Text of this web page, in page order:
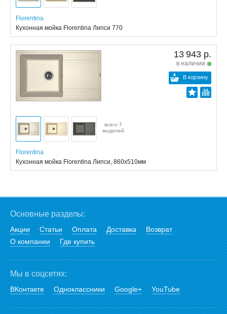
Florentina
Кухонная мойка Florentina Липси 770
13 943 р.
в наличии
В корзину
всего 7
моделей
Florentina
Кухонная мойка Florentina Липси, 860x510мм
Основные разделы:
Акции Статьи Оплата Доставка
Возврат
О компании
Где купить
Мы в соцсетях:
ВКонтакте Одноклассники Google+ YouTube